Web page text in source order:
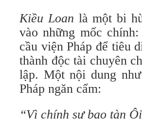
Kiều Loan là một bi
vào những mốc
cầu viện Pháp để tiêu
thành độc tài chuyên
lập. Một nội dung
Pháp ngăn cấm:
“Vì chính sự bạo tàn